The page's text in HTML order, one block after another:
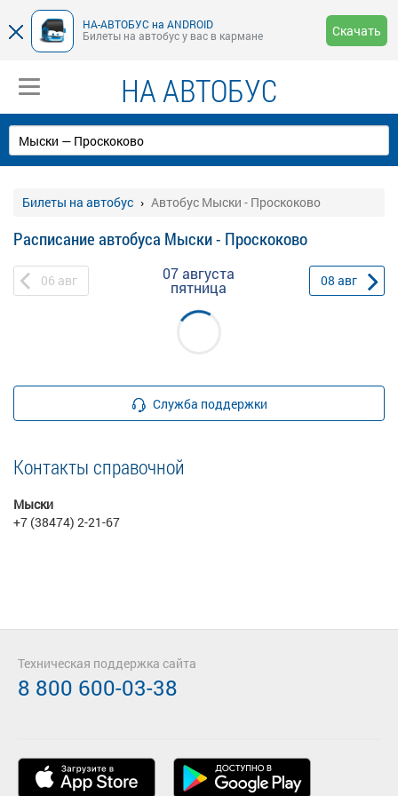
НА-АВТОБУС на ANDROID
Билеты на автобус у вас в кармане
Скачать
НА АВТОБУС
Билеты на автобус Автобус Мыски - Проскоково
Расписание автобуса Мыски - Проскоково
06 авг 07 августа
пятница 08 авг
Служба поддержки
Контакты справочной
Мыски
+7 (38474) 2-21-67
Техническая поддержка сайта
8 800 600-03-38